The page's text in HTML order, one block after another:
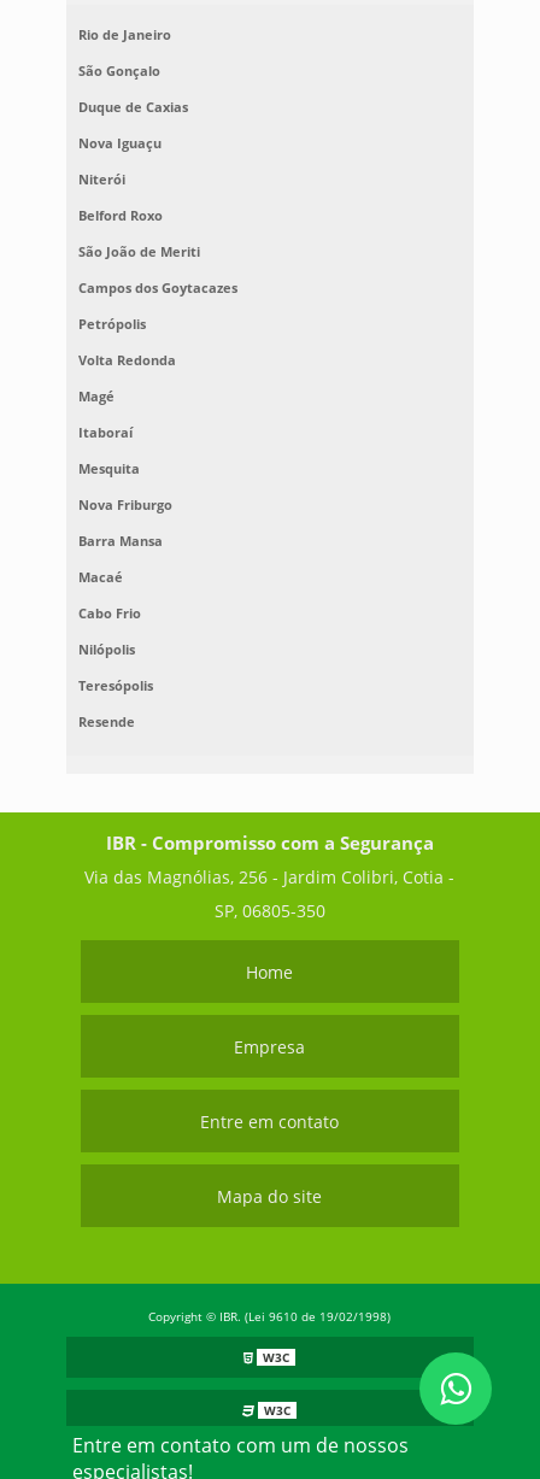
Entre em contato com um de nossos
especialistas!
Rio de Janeiro
São Gonçalo
Duque de Caxias
Nova Iguaçu
Niterói
Belford Roxo
São João de Meriti
Campos dos Goytacazes
Petrópolis
Volta Redonda
Magé
Itaboraí
Mesquita
Nova Friburgo
Barra Mansa
Macaé
Cabo Frio
Nilópolis
Teresópolis
Resende
IBR - Compromisso com a Segurança
Via das Magnólias, 256 - Jardim Colibri, Cotia -
SP, 06805-350
Home
Empresa
Entre em contato
Mapa do site
Copyright © IBR. (Lei 9610 de 19/02/1998)
W3C
W3C